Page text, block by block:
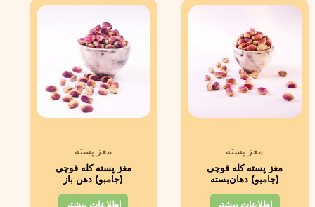
مغز پسته
مغز پسته کله قوچی
(جامبو) دهان‌بسته
اطلاعات بیشتر
مغز پسته
مغز پسته کله قوچی
(جامبو) دهن باز
اطلاعات بیشتر